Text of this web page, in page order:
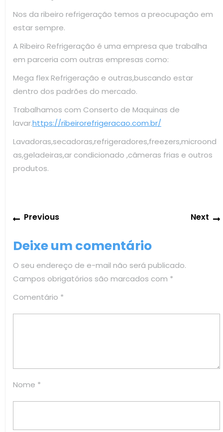
Nos da ribeiro refrigeração temos a preocupação em
estar sempre.
A Ribeiro Refrigeração é uma empresa que trabalha
em parceria com outras empresas como:
Mega flex Refrigeração e outras,buscando estar
dentro dos padrões do mercado.
Trabalhamos com Conserto de Maquinas de
lavar.https://ribeirorefrigeracao.com.br/
Lavadoras,secadoras,refrigeradores,freezers,microond
as,geladeiras,ar condicionado ,câmeras frias e outros
produtos.
Navegação
de
Post
PreviousPrevious
Next
Deixe um comentário
O seu endereço de e-mail não será publicado.
Campos obrigatórios são marcados com *
Comentário *
Nome *